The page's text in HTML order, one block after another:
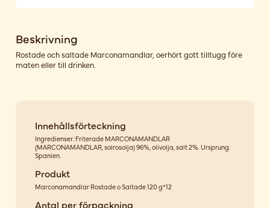
Beskrivning
Rostade och saltade Marconamandlar, oerhört gott tilltugg före
maten eller till drinken.
Innehållsförteckning
Ingredienser: Friterade MARCONAMANDLAR
(MARCONAMANDLAR, solrosolja) 96%, olivolja, salt 2%. Ursprung:
Spanien.
Produkt
Marconamandlar Rostade o Saltade 120 g*12
Antal per förpackning